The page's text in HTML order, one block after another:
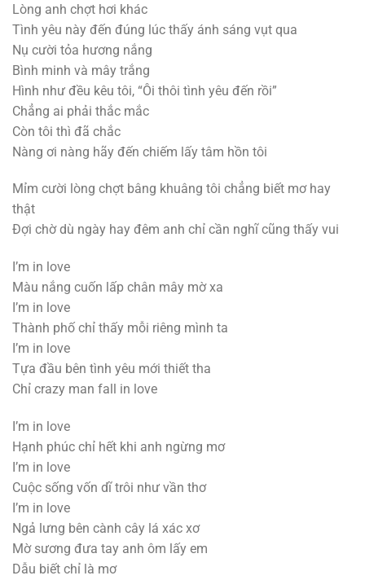
Lòng anh chợt hơi khác
Tình yêu này đến đúng lúc thấy ánh sáng vụt qua
Nụ cười tỏa hương nắng
Bình minh và mây trắng
Hình như đều kêu tôi, “Ôi thôi tình yêu đến rồi”
Chẳng ai phải thắc mắc
Còn tôi thì đã chắc
Nàng ơi nàng hãy đến chiếm lấy tâm hồn tôi
Mỉm cười lòng chợt bâng khuâng tôi chẳng biết mơ hay
thật
Đợi chờ dù ngày hay đêm anh chỉ cần nghĩ cũng thấy vui
I’m in love
Màu nắng cuốn lấp chân mây mờ xa
I’m in love
Thành phố chỉ thấy mỗi riêng mình ta
I’m in love
Tựa đầu bên tình yêu mới thiết tha
Chỉ crazy man fall in love
I’m in love
Hạnh phúc chỉ hết khi anh ngừng mơ
I’m in love
Cuộc sống vốn dĩ trôi như vần thơ
I’m in love
Ngả lưng bên cành cây lá xác xơ
Mờ sương đưa tay anh ôm lấy em
Dẫu biết chỉ là mơ